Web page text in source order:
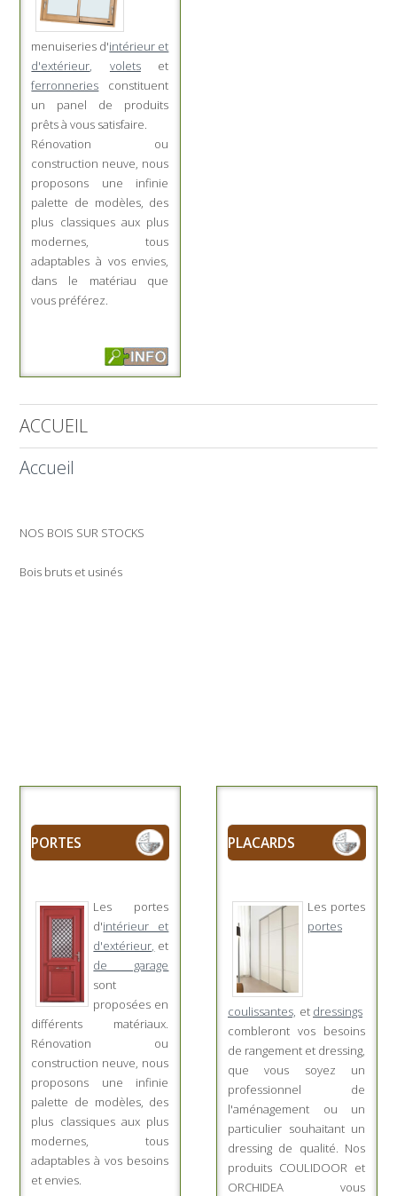
menuiseries d'intérieur et
d'extérieur
voletset
ferronneries constituent
un panel de produits
prêts à vous satisfaire.
Rénovation ou
construction neuve, nous
proposons une infinie
palette de modèles, des
plus classiques aux plus
modernes, tous
adaptables à vos envies,
dans le matériau que
vous préférez.
ACCUEIL
Accueil
NOS BOIS SUR STOCKS
Bois bruts et usinés
PORTES
Les portes
d'intérieur et
d'extérieur, et
de garage
sont
proposées en
différents matériaux.
Rénovation ou
construction neuve, nous
proposons une infinie
palette de modèles, des
plus classiques aux plus
modernes, tous
adaptables à vos besoins
et envies.
PLACARDS
Les portes
portes
coulissantes, et dressings
combleront vos besoins
de rangement et dressing,
que vous soyez un
professionnel de
l'aménagement ou un
particulier souhaitant un
dressing de qualité. Nos
produits COULIDOOR et
ORCHIDEA vous